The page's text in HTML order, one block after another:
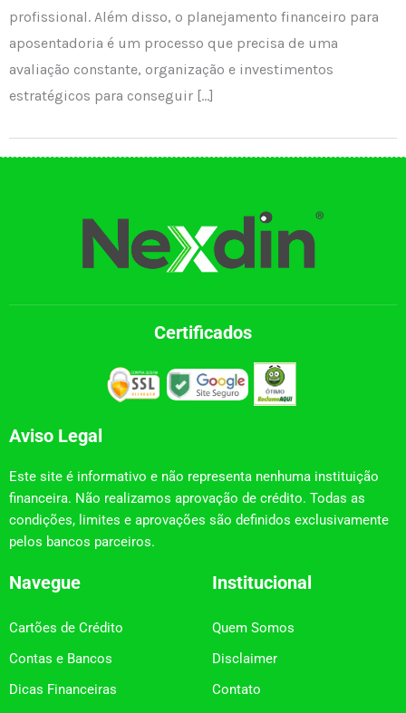
profissional. Além disso, o planejamento financeiro para
aposentadoria é um processo que precisa de uma
avaliação constante, organização e investimentos
estratégicos para conseguir […]
Certificados
Aviso Legal
Este site é informativo e não representa nenhuma instituição
financeira. Não realizamos aprovação de crédito. Todas as
condições, limites e aprovações são definidos exclusivamente
pelos bancos parceiros.
Navegue
Cartões de Crédito
Contas e Bancos
Dicas Financeiras
Institucional
Quem Somos
Disclaimer
Contato